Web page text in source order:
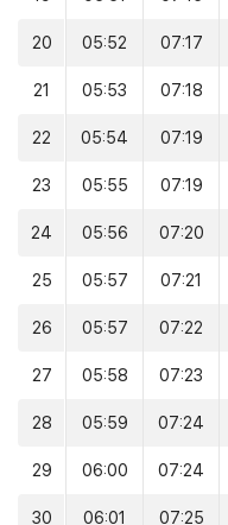
20 05:52 07:17
21 05:53 07:18
22 05:54 07:19
23 05:55 07:19
24 05:56 07:20
25 05:57 07:21
26 05:57 07:22
27 05:58 07:23
28 05:59 07:24
29 06:00 07:24
30 06:01 07:25